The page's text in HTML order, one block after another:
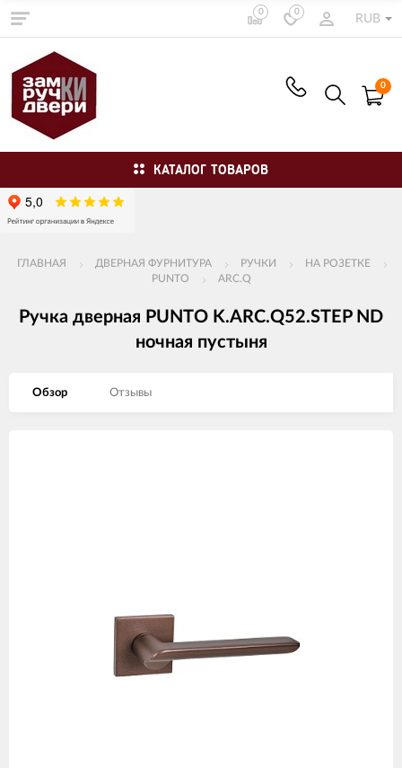
0 0
RUB
0
КАТАЛОГ ТОВАРОВ
ГЛАВНАЯ ДВЕРНАЯ ФУРНИТУРА РУЧКИ
НА РОЗЕТКЕ
PUNTO
ARC.Q
Ручка дверная PUNTO K.ARC.Q52.STEP ND
ночная пустыня
Обзор Отзывы